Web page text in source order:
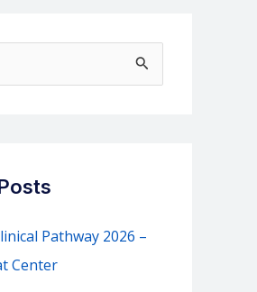
Pathway 2026 –
Center